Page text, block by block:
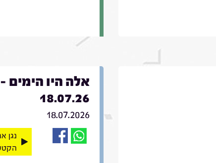
אלה היו הימים -
18.07.26
18.07.2026
נגן